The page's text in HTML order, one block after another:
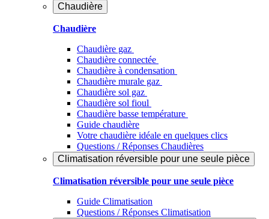
Chaudière
Chaudière
Chaudière gaz
Chaudière connectée
Chaudière à condensation
Chaudière murale gaz
Chaudière sol gaz
Chaudière sol fioul
Chaudière basse température
Guide chaudière
Votre chaudière idéale en quelques clics
Questions / Réponses Chaudières
Climatisation réversible pour une seule pièce
Climatisation réversible pour une seule pièce
Guide Climatisation
Questions / Réponses Climatisation